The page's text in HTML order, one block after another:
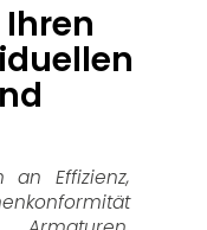
an Effizienz,